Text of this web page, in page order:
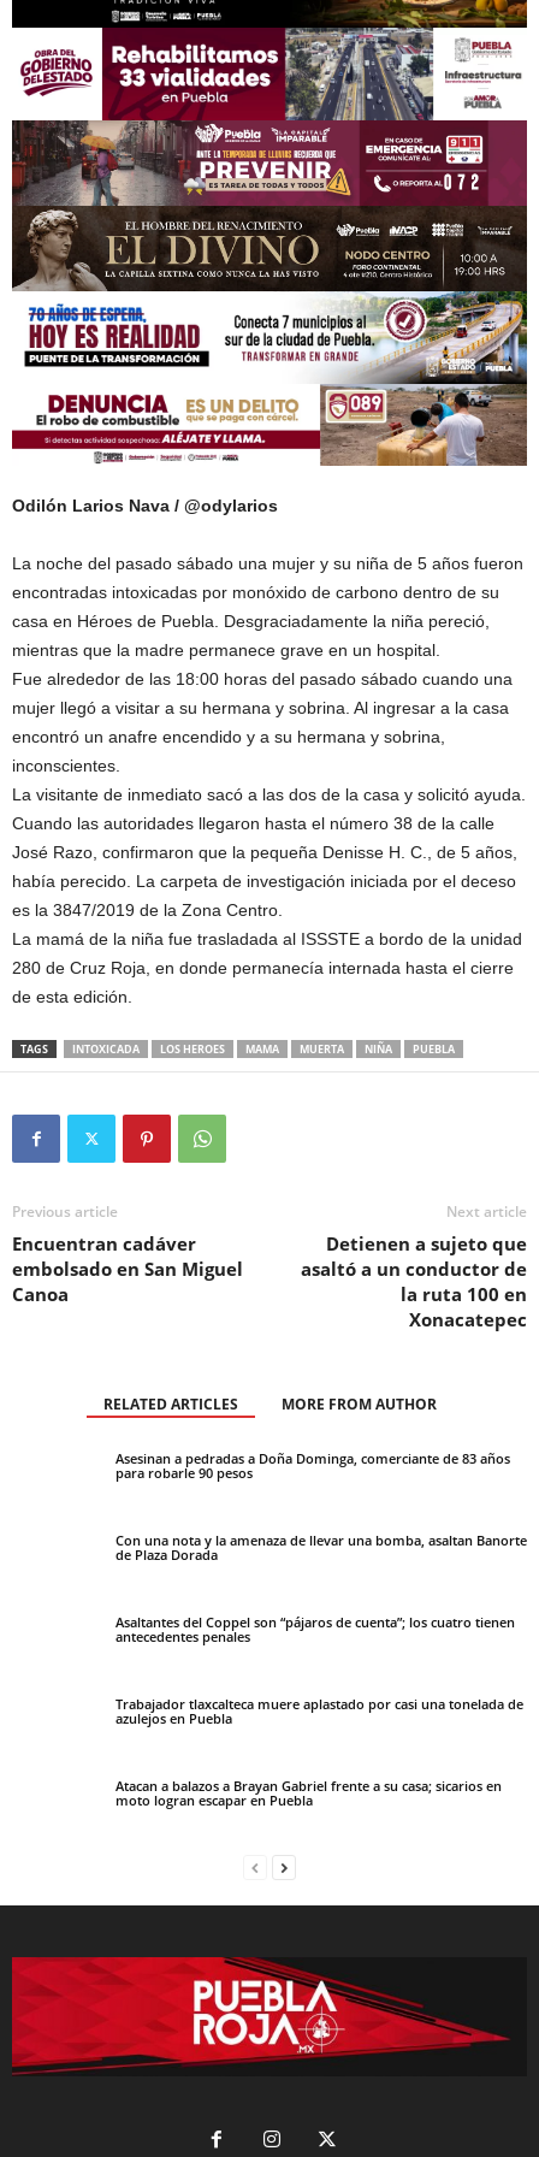
Odilón Larios Nava / @odylarios
La noche del pasado sábado una mujer y su niña de 5 años fueron
encontradas intoxicadas por monóxido de carbono dentro de su
casa en Héroes de Puebla. Desgraciadamente la niña pereció,
mientras que la madre permanece grave en un hospital.
Fue alrededor de las 18:00 horas del pasado sábado cuando una
mujer llegó a visitar a su hermana y sobrina. Al ingresar a la casa
encontró un anafre encendido y a su hermana y sobrina,
inconscientes.
La visitante de inmediato sacó a las dos de la casa y solicitó ayuda.
Cuando las autoridades llegaron hasta el número 38 de la calle
José Razo, confirmaron que la pequeña Denisse H. C., de 5 años,
había perecido. La carpeta de investigación iniciada por el deceso
es la 3847/2019 de la Zona Centro.
La mamá de la niña fue trasladada al ISSSTE a bordo de la unidad
280 de Cruz Roja, en donde permanecía internada hasta el cierre
de esta edición.
TAGS INTOXICADA LOS HEROES MAMA MUERTA NIÑA PUEBLA
Previous article
Encuentran cadáver
embolsado en San Miguel
Canoa
Next article
Detienen a sujeto que
asaltó a un conductor de
la ruta 100 en
Xonacatepec
RELATED ARTICLES MORE FROM AUTHOR
Asesinan a pedradas a Doña Dominga, comerciante de 83 años
para robarle 90 pesos
Con una nota y la amenaza de llevar una bomba, asaltan Banorte
de Plaza Dorada
Asaltantes del Coppel son “pájaros de cuenta”; los cuatro tienen
antecedentes penales
Trabajador tlaxcalteca muere aplastado por casi una tonelada de
azulejos en Puebla
Atacan a balazos a Brayan Gabriel frente a su casa; sicarios en
moto logran escapar en Puebla